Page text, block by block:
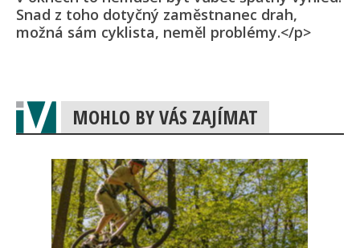
Snad z toho dotyčný zaměstnanec drah,
možná sám cyklista, neměl problémy.</p>
MOHLO BY VÁS ZAJÍMAT